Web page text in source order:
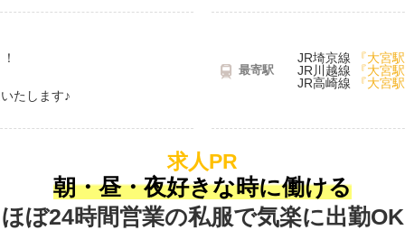
たします♪
最寄駅
JR埼京線
『大宮駅
JR川越線
『大宮駅
JR高崎線
『大宮駅
求人PR
朝・昼・夜好きな時に働ける
ほぼ24時間営業の私服で気楽に出勤OK